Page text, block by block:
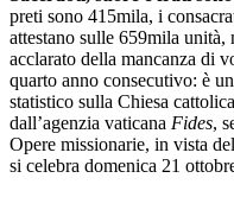
preti sono 415mila, i
attestano sulle 659mila
acclarato della mancanza di
quarto anno consecutivo: è
statistico sulla Chiesa
dall’agenzia vaticana Fides,
Opere missionarie, in vista
si celebra domenica 21